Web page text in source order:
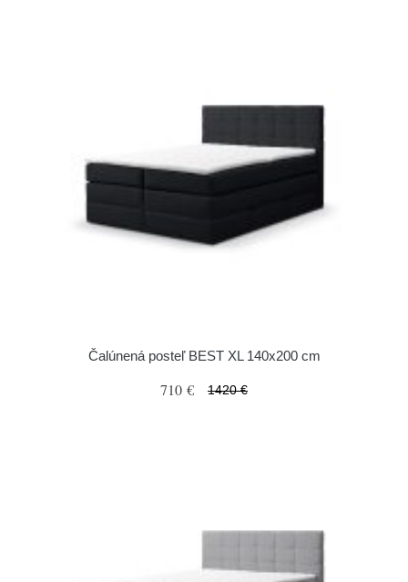
Čalúnená posteľ BEST XL 140x200 cm
710 € 1420 €